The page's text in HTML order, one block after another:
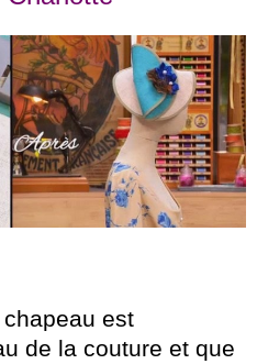
est
de la couture et que